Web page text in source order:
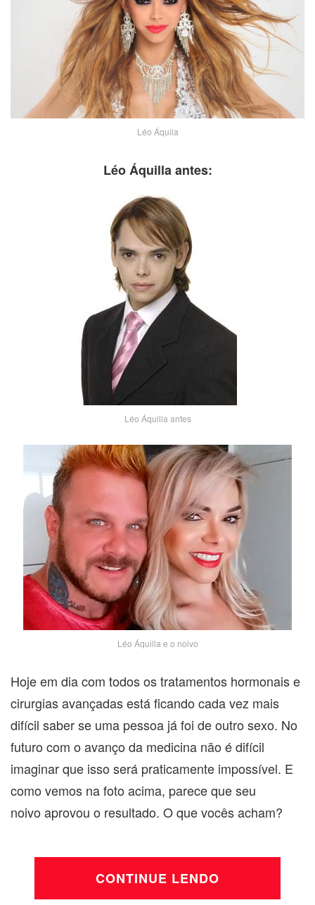
Léo Áquila
Léo Áquilla antes:
Léo Áquilla antes
Léo Áquilla e o noivo
Hoje em dia com todos os tratamentos hormonais e
cirurgias avançadas está ficando cada vez mais
difícil saber se uma pessoa já foi de outro sexo. No
futuro com o avanço da medicina não é difícil
imaginar que isso será praticamente impossível. E
como vemos na foto acima, parece que seu
noivo aprovou o resultado. O que vocês acham?
CONTINUE LENDO